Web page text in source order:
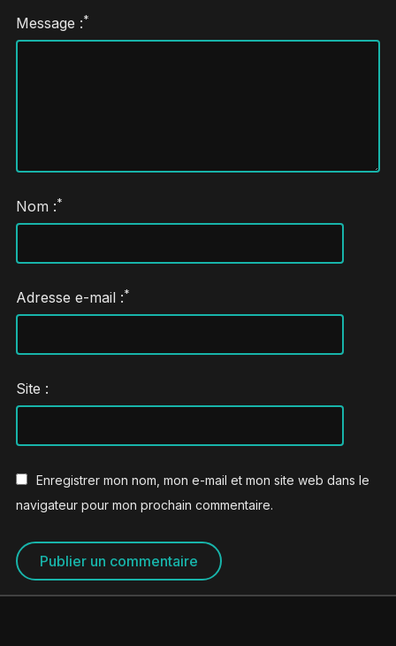
Message :*
Nom :*
Adresse e-mail :*
Site :
Enregistrer mon nom, mon e-mail et mon site web dans le
navigateur pour mon prochain commentaire.